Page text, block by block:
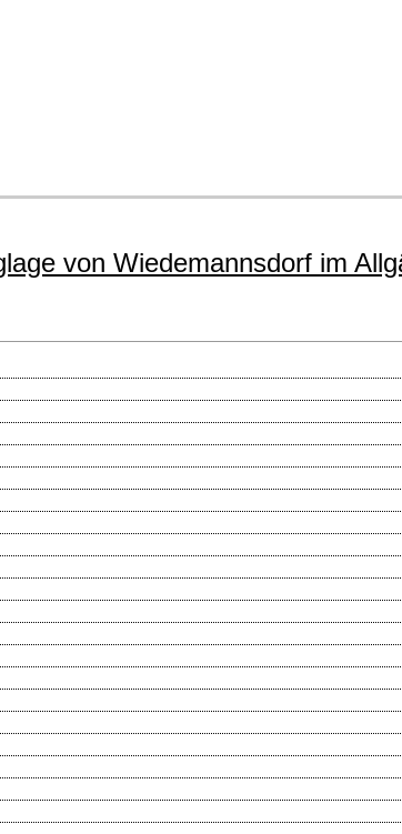
von Wiedemannsdorf im